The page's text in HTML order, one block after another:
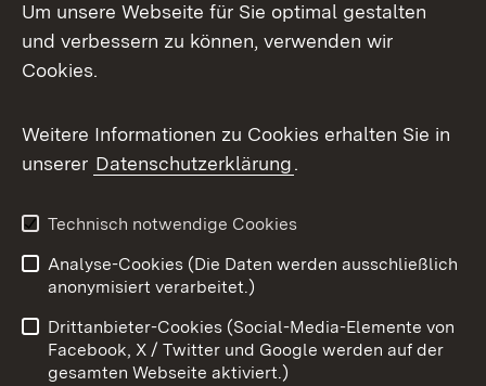
Facebook
X / Twitter
Youtube
Impressum
Kontakt
Barrierefreiheit
Datenschutz
Cookies
Um unsere Webseite für Sie optimal gestalten
und verbessern zu können, verwenden wir
Cookies.
Weitere Informationen zu Cookies erhalten Sie in
unserer Datenschutzerklärung.
Technisch notwendige Cookies
Analyse-Cookies (Die Daten werden ausschließlich
anonymisiert verarbeitet.)
Drittanbieter-Cookies (Social-Media-Elemente von
Facebook, X / Twitter und Google werden auf der
gesamten Webseite aktiviert.)